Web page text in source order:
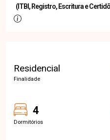
(ITBI, Registro, Escritura e
Residencial
Finalidade
4
Dormitórios